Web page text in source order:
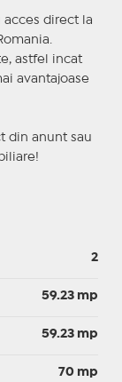
acces direct la
astfel incat
avantajoase
din anunt sau
2
59.23 mp
59.23 mp
70 mp